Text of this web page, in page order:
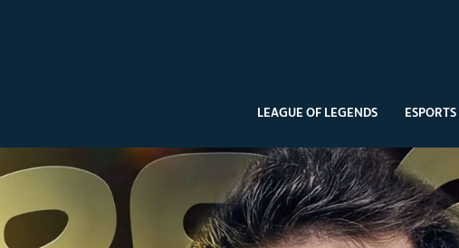
LEAGUE OF LEGENDS ESPORTS